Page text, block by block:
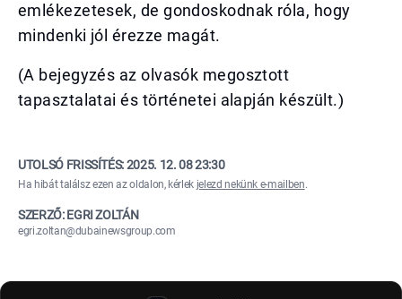
emlékezetesek, de gondoskodnak róla, hogy
mindenki jól érezze magát.
(A bejegyzés az olvasók megosztott
tapasztalatai és történetei alapján készült.)
UTOLSÓ FRISSÍTÉS:2025. 12. 08 23:30
Ha hibát találsz ezen az oldalon, kérlek jelezd nekünk e-mailben.
SZERZŐ: EGRI ZOLTÁN
egri.zoltan@dubainewsgroup.com